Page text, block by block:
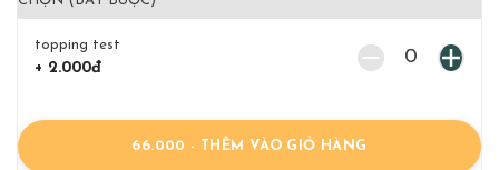
topping test
+ 2.000đ
0
66.000 - THÊM VÀO GIỎ HÀNG